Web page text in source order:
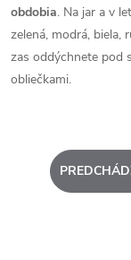
obdobia. Na jar a v
zelená, modrá, biela,
zas oddýchnete pod
obliečkami.